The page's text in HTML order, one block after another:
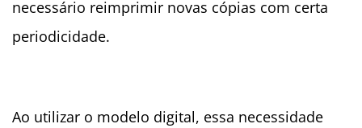
necessário reimprimir novas cópias com certa
periodicidade.
Ao utilizar o modelo digital, essa necessidade